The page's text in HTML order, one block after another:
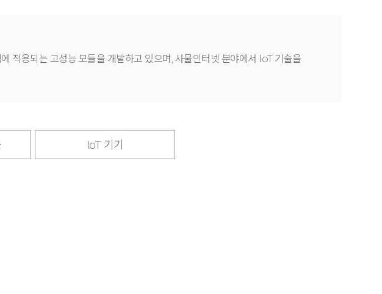
용되는 고성능 모듈을 개발하고 있으며, 사물인터넷 분야에서 IoT 기술을
IoT 기기